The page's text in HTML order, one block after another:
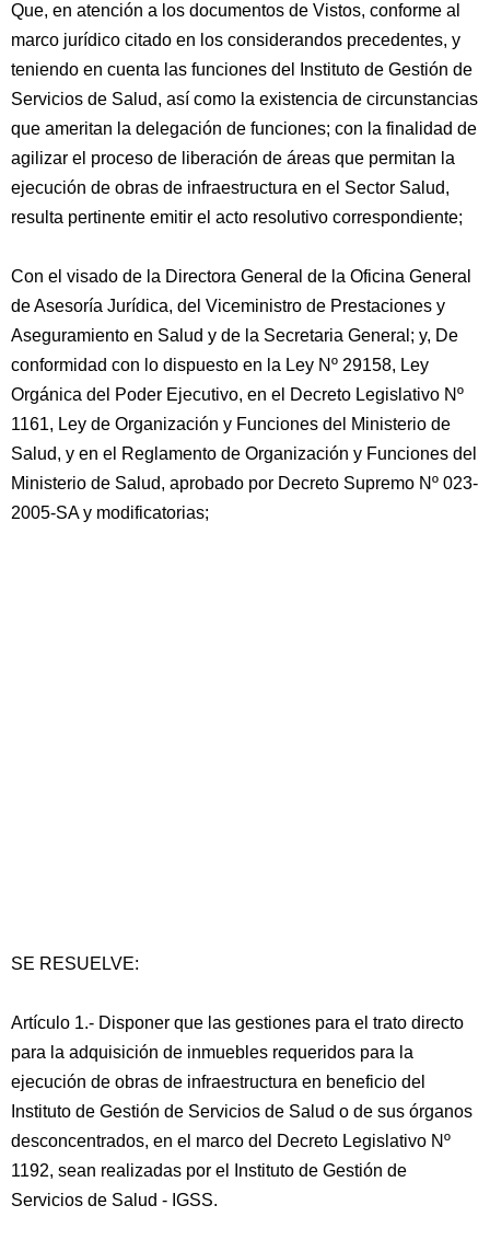
Que, en atención a los documentos de Vistos, conforme al
marco jurídico citado en los considerandos precedentes, y
teniendo en cuenta las funciones del Instituto de Gestión de
Servicios de Salud, así como la existencia de circunstancias
que ameritan la delegación de funciones; con la finalidad de
agilizar el proceso de liberación de áreas que permitan la
ejecución de obras de infraestructura en el Sector Salud,
resulta pertinente emitir el acto resolutivo correspondiente;
Con el visado de la Directora General de la Oficina General
de Asesoría Jurídica, del Viceministro de Prestaciones y
Aseguramiento en Salud y de la Secretaria General; y, De
conformidad con lo dispuesto en la Ley Nº 29158, Ley
Orgánica del Poder Ejecutivo, en el Decreto Legislativo Nº
1161, Ley de Organización y Funciones del Ministerio de
Salud, y en el Reglamento de Organización y Funciones del
Ministerio de Salud, aprobado por Decreto Supremo Nº 023-
2005-SA y modificatorias;
SE RESUELVE:
Artículo 1.- Disponer que las gestiones para el trato directo
para la adquisición de inmuebles requeridos para la
ejecución de obras de infraestructura en beneficio del
Instituto de Gestión de Servicios de Salud o de sus órganos
desconcentrados, en el marco del Decreto Legislativo Nº
1192, sean realizadas por el Instituto de Gestión de
Servicios de Salud - IGSS.